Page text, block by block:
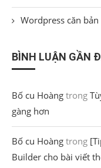
Wordpress căn bản
BÌNH LUẬN GẦN
Bố cu Hoàng trong
gàng hơn
Bố cu Hoàng trong
Builder cho bài viết